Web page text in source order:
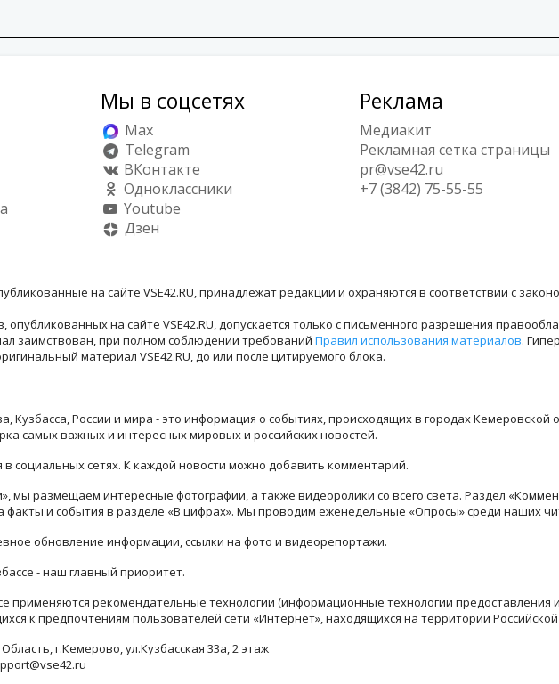
Мы в соцсетях
Max
Telegram
ВКонтакте
Одноклассники
Youtube
Дзен
Реклама
Медиакит
Рекламная сетка страницы
pr@vse42.ru
+7 (3842) 75-55-55
на сайте VSE42.RU, принадлежат редакции и охраняются в соответствии с
на сайте VSE42.RU, допускается только с письменного разрешения
заимствован, при полном соблюдении требований Правил использования материалов.
материал VSE42.RU, до или после цитируемого блока.
Кузбасса, России и мира - это информация о событиях, происходящих в городах
самых важных и интересных мировых и российских новостей.
в социальных сетях. К каждой новости можно добавить комментарий.
мы размещаем интересные фотографии, а также видеоролики со всего света. Раздел
факты и события в разделе «В цифрах». Мы проводим еженедельные «Опросы» среди наших
обновление информации, ссылки на фото и видеорепортажи.
- наш главный приоритет.
применяются рекомендательные технологии (информационные технологии предоставления
к предпочтениям пользователей сети «Интернет», находящихся на территории
г.Кемерово, ул.Кузбасская 33а, 2 этаж